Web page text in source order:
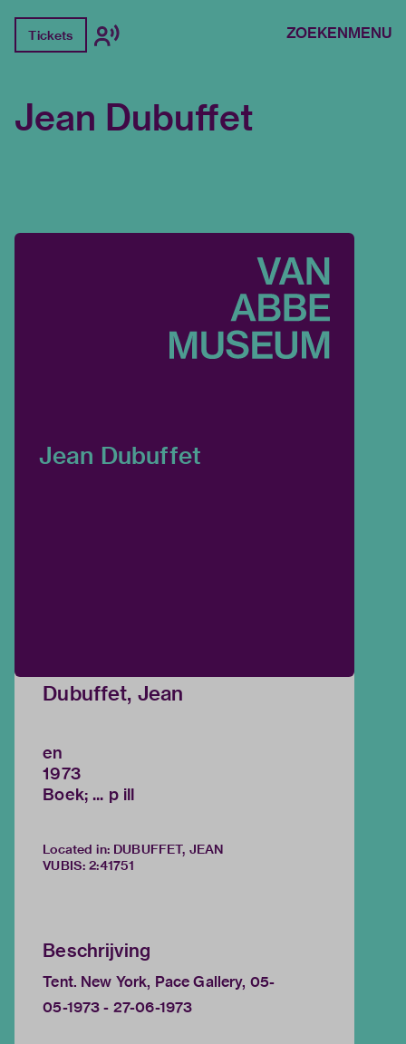
Tickets ZOEKENMENU
Jean Dubuffet
Jean Dubuffet
Dubuffet, Jean
en
1973
Boek; ... p ill
Located in: DUBUFFET, JEAN
VUBIS: 2:41751
Beschrijving
Tent. New York, Pace Gallery, 05-
05-1973 - 27-06-1973